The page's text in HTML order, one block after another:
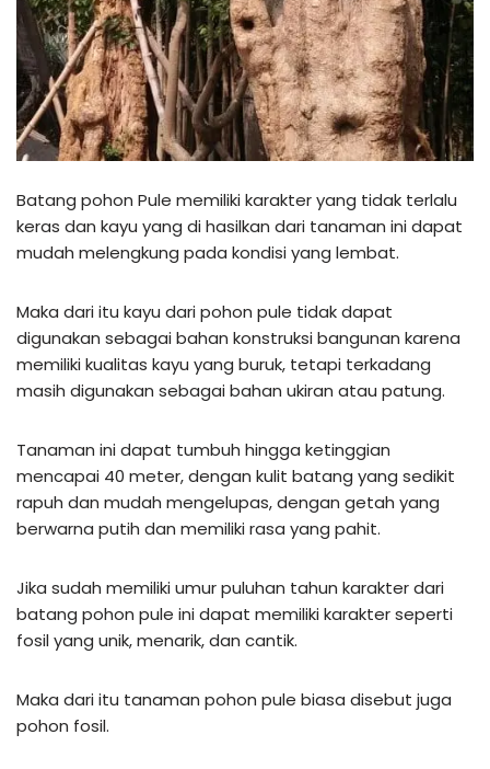
Batang pohon Pule memiliki karakter yang tidak terlalu
keras dan kayu yang di hasilkan dari tanaman ini dapat
mudah melengkung pada kondisi yang lembat.
Maka dari itu kayu dari pohon pule tidak dapat
digunakan sebagai bahan konstruksi bangunan karena
memiliki kualitas kayu yang buruk, tetapi terkadang
masih digunakan sebagai bahan ukiran atau patung.
Tanaman ini dapat tumbuh hingga ketinggian
mencapai 40 meter, dengan kulit batang yang sedikit
rapuh dan mudah mengelupas, dengan getah yang
berwarna putih dan memiliki rasa yang pahit.
Jika sudah memiliki umur puluhan tahun karakter dari
batang pohon pule ini dapat memiliki karakter seperti
fosil yang unik, menarik, dan cantik.
Maka dari itu tanaman pohon pule biasa disebut juga
pohon fosil.